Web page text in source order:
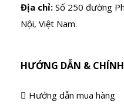
Địa chỉ: Số 250 đường
Nội, Việt Nam.
HƯỚNG DẪN &
Hướng dẫn mua hàng